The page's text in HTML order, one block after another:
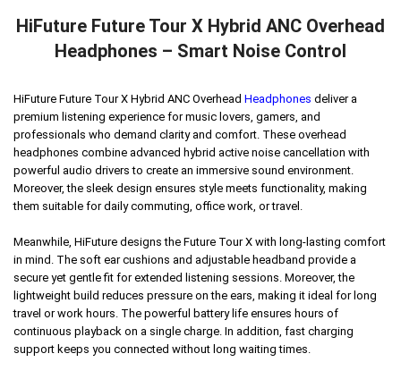
HiFuture Future Tour X Hybrid ANC Overhead
Headphones – Smart Noise Control
HiFuture Future Tour X Hybrid ANC Overhead Headphones deliver a
premium listening experience for music lovers, gamers, and
professionals who demand clarity and comfort. These overhead
headphones combine advanced hybrid active noise cancellation with
powerful audio drivers to create an immersive sound environment.
Moreover, the sleek design ensures style meets functionality, making
them suitable for daily commuting, office work, or travel.
Meanwhile, HiFuture designs the Future Tour X with long-lasting comfort
in mind. The soft ear cushions and adjustable headband provide a
secure yet gentle fit for extended listening sessions. Moreover, the
lightweight build reduces pressure on the ears, making it ideal for long
travel or work hours. The powerful battery life ensures hours of
continuous playback on a single charge. In addition, fast charging
support keeps you connected without long waiting times.